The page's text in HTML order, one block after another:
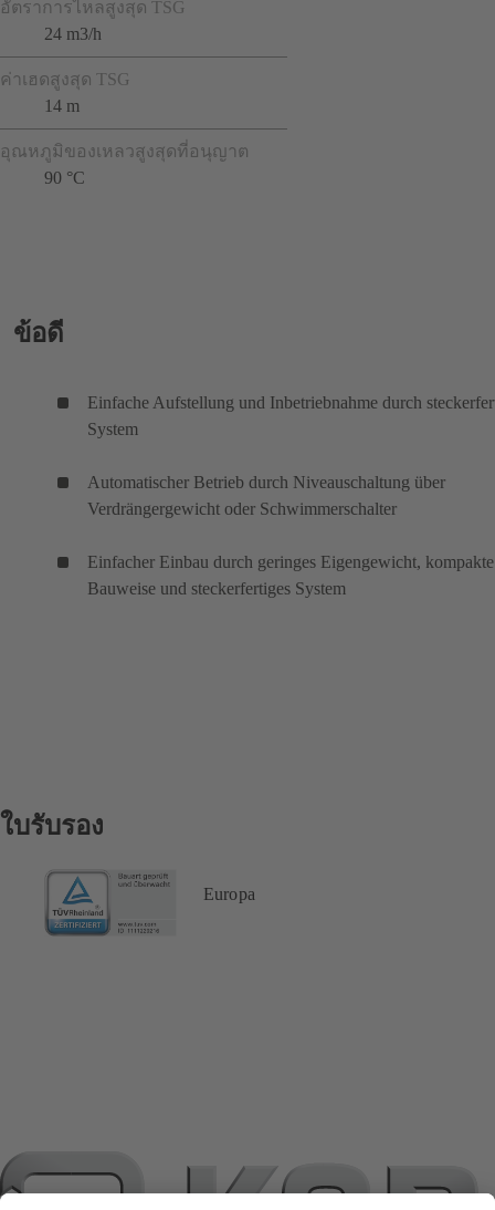
อัตราการไหลสูงสุด TSG
24 m3/h
ค่าเฮดสูงสุด TSG
14 m
อุณหภูมิของเหลวสูงสุดที่อนุญาต
90 °C
ข้อดี
Einfache Aufstellung und Inbetriebnahme durch
System
Automatischer Betrieb durch Niveauschaltung über
Verdrängergewicht oder Schwimmerschalter
Einfacher Einbau durch geringes Eigengewicht, kompakte
Bauweise und steckerfertiges System
ใบรับรอง
Europa